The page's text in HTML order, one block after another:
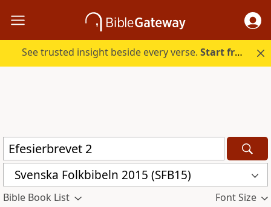
See trusted insight beside every verse.Start free.
Svenska Folkbibeln 2015 (SFB15)
Bible Book List Font Size